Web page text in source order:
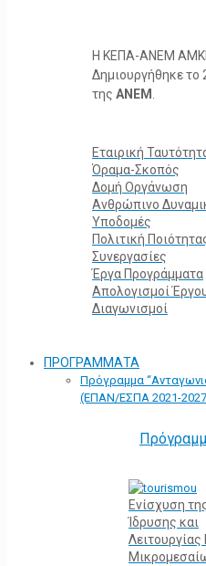
Η ΚΕΠΑ-ΑΝΕΜ ΑΜΚΕ
Δημιουργήθηκε
της ΑΝΕΜ
Εταιρική
Όραμα-Σκοπός
Δομή Οργάνωση
Ανθρώπινο
Υποδομές
Πολιτική
Συνεργασίες
Έργα Προγράμματα
Απολογισμοί
Διαγωνισμοί
ΠΡΟΓΡΑΜΜΑΤΑ
Πρόγραμμα
(ΕΠΑΝ/ΕΣΠΑ 2021-
Ενίσχυση
Ίδρυσης και